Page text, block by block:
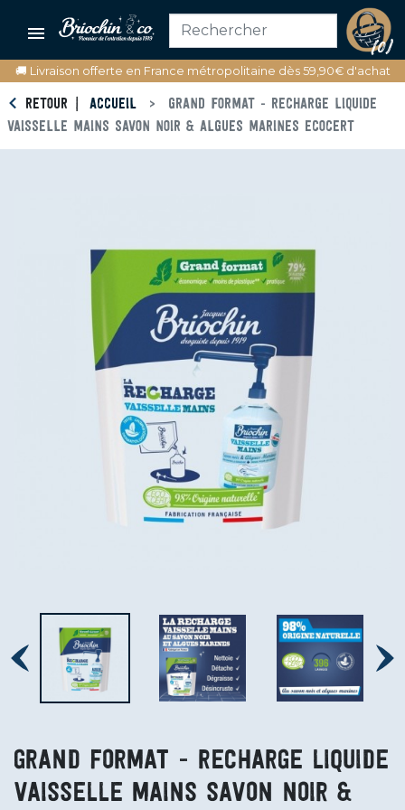

(0)
🚚 Livraison offerte en France métropolitaine dès 59,90€ d'achat
RETOUR ACCUEIL
GRAND FORMAT - RECHARGE LIQUIDE
VAISSELLE MAINS SAVON NOIR & ALGUES MARINES ECOCERT
GRAND FORMAT - Recharge Liquide
Vaisselle Mains Savon noir &